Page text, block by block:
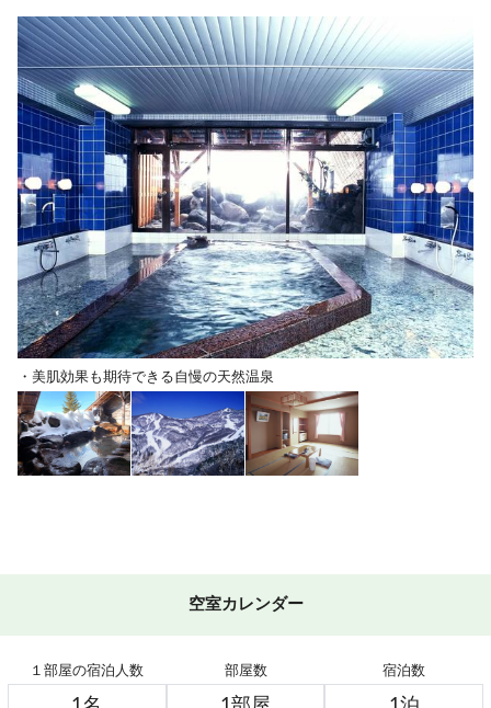
・美肌効果も期待できる自慢の天然温泉
空室カレンダー
１部屋の宿泊人数 部屋数 宿泊数